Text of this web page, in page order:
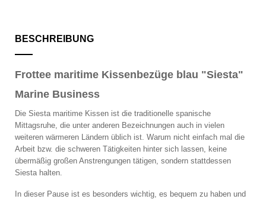
BESCHREIBUNG
Frottee maritime Kissenbezüge blau "Siesta"
Marine Business
Die Siesta maritime Kissen ist die traditionelle spanische
Mittagsruhe, die unter anderen Bezeichnungen auch in vielen
weiteren wärmeren Ländern üblich ist. Warum nicht einfach mal die
Arbeit bzw. die schweren Tätigkeiten hinter sich lassen, keine
übermäßig großen Anstrengungen tätigen, sondern stattdessen
Siesta halten.
In dieser Pause ist es besonders wichtig, es bequem zu haben und